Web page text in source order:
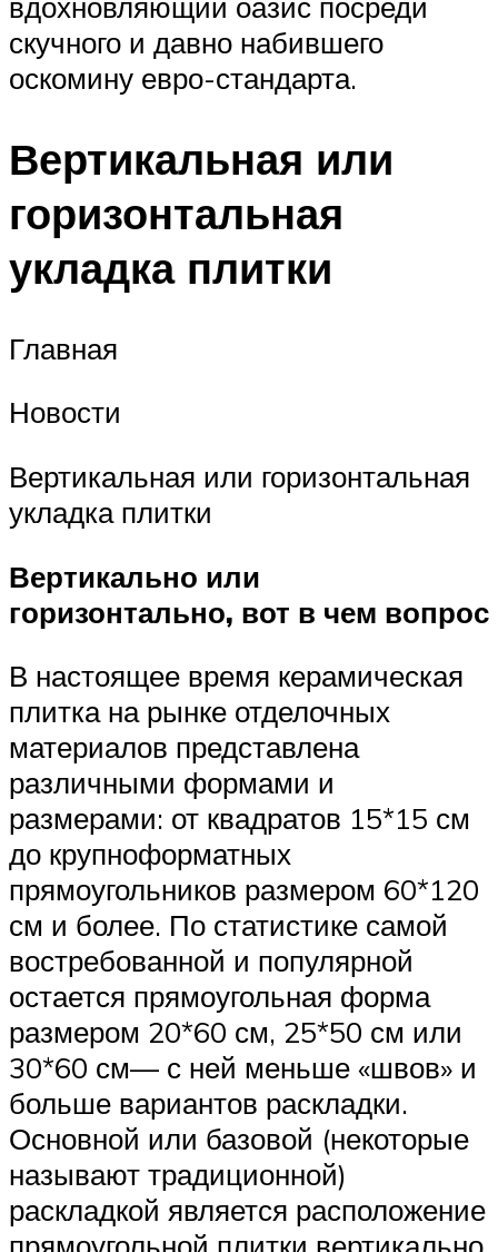
скучного и давно набившего
оскомину евро-стандарта.
Вертикальная или
горизонтальная
укладка плитки
Главная
Новости
Вертикальная или горизонтальная
укладка плитки
Вертикально или
горизонтально, вот в чем вопрос
В настоящее время керамическая
плитка на рынке отделочных
материалов представлена
различными формами и
размерами: от квадратов 15*15 см
до крупноформатных
прямоугольников размером 60*120
см и более. По статистике самой
востребованной и популярной
остается прямоугольная форма
размером 20*60 см, 25*50 см или
30*60 см— с ней меньше «швов» и
больше вариантов раскладки.
Основной или базовой (некоторые
называют традиционной)
раскладкой является расположение